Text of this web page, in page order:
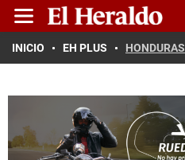
INICIO EH PLUS HONDURAS